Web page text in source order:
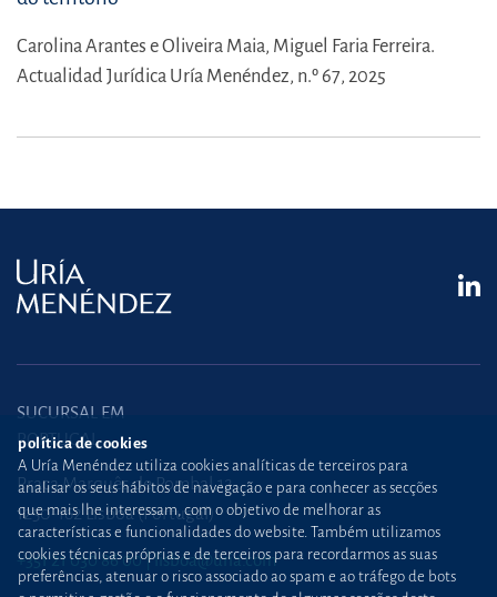
Carolina Arantes e Oliveira Maia, Miguel Faria Ferreira.
Actualidad Jurídica Uría Menéndez, n.º 67, 2025
SUCURSAL EM
PORTUGAL
Praça Marquês de Pombal,12
1250-162 Lisboa (Portugal)
+351 21 030 86 00 lisboa@uria.com
política de cookies
A Uría Menéndez utiliza cookies analíticas de terceiros para
analisar os seus hábitos de navegação e para conhecer as secções
que mais lhe interessam, com o objetivo de melhorar as
características e funcionalidades do website. Também utilizamos
cookies técnicas próprias e de terceiros para recordarmos as suas
preferências, atenuar o risco associado ao spam e ao tráfego de bots